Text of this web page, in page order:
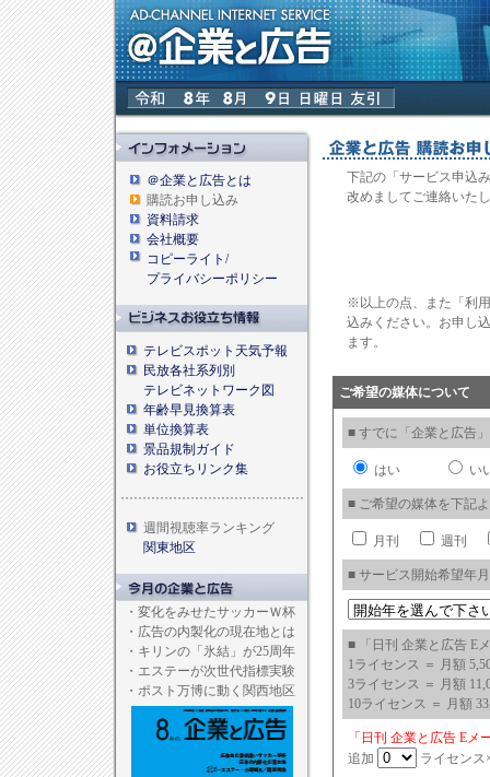
＠企業と広告とは
購読お申し込み
資料請求
会社概要
コピーライト/
プライバシーポリシー
テレビスポット天気予報
民放各社系列別
テレビネットワーク図
年齢早見換算表
単位換算表
景品規制ガイド
お役立ちリンク集
週間視聴率ランキング
関東地区
・ 変化をみせたサッカーＷ杯
・ 広告の内製化の現在地とは
・ キリンの「氷結」が25周年
・ エステーが次世代指標実験
・ ポスト万博に動く関西地区
下記の「サービス申込
改めましてご連絡いた
※以上の点、また「利
込みください。お申し
ます。
ご希望の媒体について
■ すでに「企業と広告
はい い
■ ご希望の媒体を下記
月刊 週刊
■ サービス開始希望年
■ 「日刊 企業と広告 E
1ライセンス ＝ 月額
3ライセンス ＝ 月額
10ライセンス ＝ 月額
「日刊 企業と広告 E
追加
ライセンス